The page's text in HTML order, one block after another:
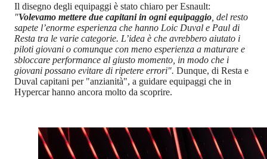
Il disegno degli equipaggi è stato chiaro per Esnault:
"Volevamo mettere due capitani in ogni equipaggio , del resto
sapete l’enorme esperienza che hanno Loic Duval e Paul di
Resta tra le varie categorie. L’idea è che avrebbero aiutato i
piloti giovani o comunque con meno esperienza a maturare e
sbloccare performance al giusto momento, in modo che i
giovani possano evitare di ripetere errori". Dunque, di Resta e
Duval capitani per "anzianità", a guidare equipaggi che in
Hypercar hanno ancora molto da scoprire.